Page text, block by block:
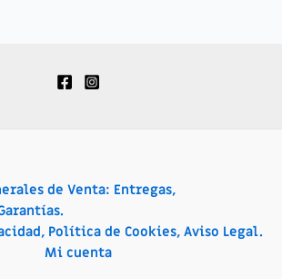
de Venta: Entregas,
Política de Cookies, Aviso Legal.
Mi cuenta